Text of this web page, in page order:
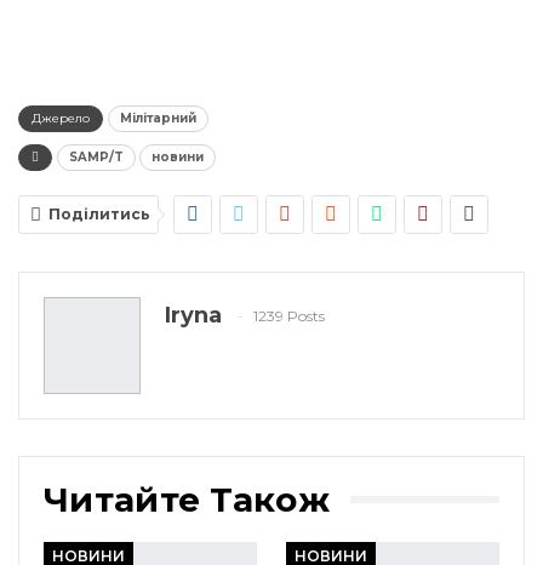
Джерело Мілітарний
SAMP/T новини
Поділитись
Iryna 1239 Posts
Читайте Також
НОВИНИ НОВИНИ